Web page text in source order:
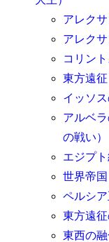
アレク
アレク
コリン
東方遠征
イッソ
アルベ
の戦い）
エジプ
世界帝国
ペルシ
東方遠
東西の